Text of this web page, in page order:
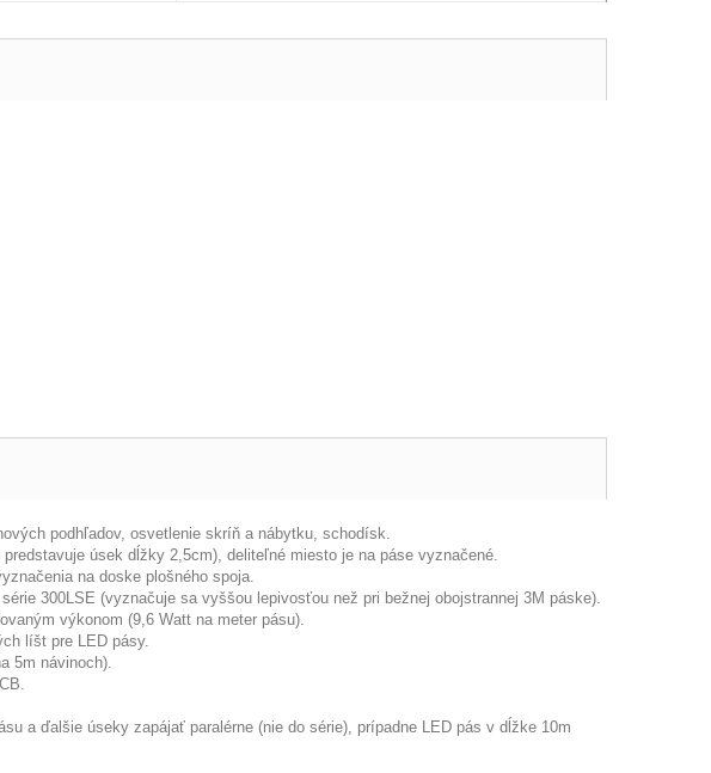
podhľadov, osvetlenie skríň a nábytku, schodísk.
úsek dĺžky 2,5cm), deliteľné miesto je na páse vyznačené.
na doske plošného spoja.
300LSE (vyznačuje sa vyššou lepivosťou než pri bežnej obojstrannej 3M páske).
výkonom (9,6 Watt na meter pásu).
líšt pre LED pásy.
5m návinoch).
a ďalšie úseky zapájať paralérne (nie do série), prípadne LED pás v dĺžke 10m